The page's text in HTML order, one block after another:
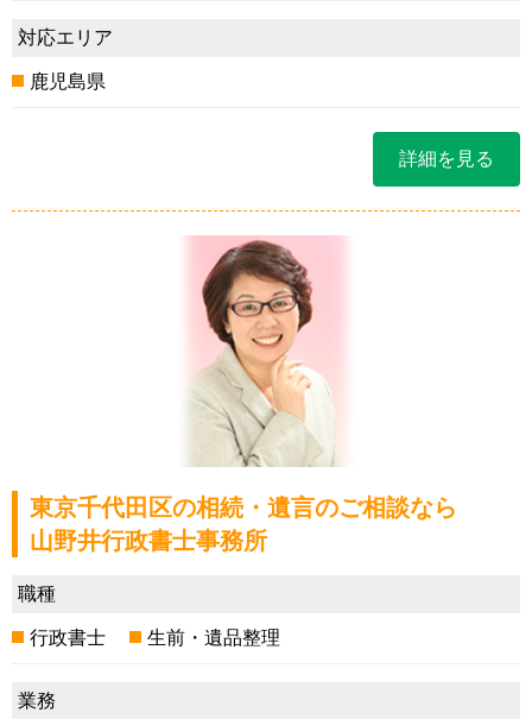
対応エリア
鹿児島県
詳細を見る
東京千代田区の相続・遺言のご相談なら
山野井行政書士事務所
職種
行政書士 生前・遺品整理
業務